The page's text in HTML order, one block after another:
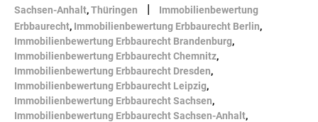
Sachsen-Anhalt,Thüringen |
Immobilienbewertung
Erbbaurecht, Immobilienbewertung Erbbaurecht Berlin,
Immobilienbewertung Erbbaurecht Brandenburg,
Immobilienbewertung Erbbaurecht Chemnitz,
Immobilienbewertung Erbbaurecht Dresden,
Immobilienbewertung Erbbaurecht Leipzig,
Immobilienbewertung Erbbaurecht Sachsen,
Immobilienbewertung Erbbaurecht Sachsen-Anhalt,